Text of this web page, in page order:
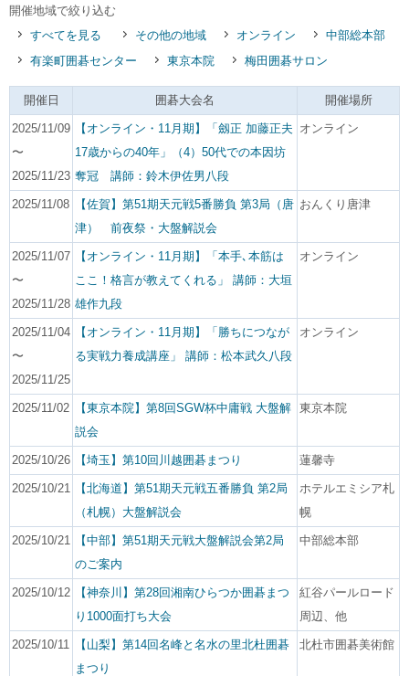
開催地域で絞り込む
すべてを見る
その他の地域 オンライン
中部総本部
有楽町囲碁センター
東京本院 梅田囲碁サロン
開催日 囲碁大会名 開催場所
2025/11/09
〜
2025/11/23
【オンライン・11月期】「劔正 加藤正夫
17歳からの40年」（4）50代での本因坊
奪冠 講師：鈴木伊佐男八段
オンライン
2025/11/08
【佐賀】第51期天元戦5番勝負 第3局（唐
津） 前夜祭・大盤解説会
おんくり唐津
2025/11/07
〜
2025/11/28
【オンライン・11月期】「本手､本筋は
ここ！格言が教えてくれる」 講師：大垣
雄作九段
オンライン
2025/11/04
〜
2025/11/25
【オンライン・11月期】「勝ちにつなが
る実戦力養成講座」 講師：松本武久八段
オンライン
2025/11/02
【東京本院】第8回SGW杯中庸戦 大盤解
説会
東京本院
2025/10/26 【埼玉】第10回川越囲碁まつり 蓮馨寺
2025/10/21
【北海道】第51期天元戦五番勝負 第2局
（札幌）大盤解説会
ホテルエミシア札
幌
2025/10/21
【中部】第51期天元戦大盤解説会第2局
のご案内
中部総本部
2025/10/12
【神奈川】第28回湘南ひらつか囲碁まつ
り1000面打ち大会
紅谷パールロード
周辺、他
2025/10/11
【山梨】第14回名峰と名水の里北杜囲碁
まつり
北杜市囲碁美術館